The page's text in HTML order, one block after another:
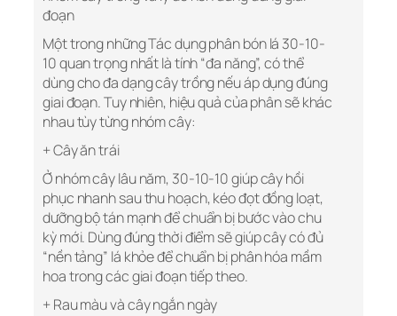
đoạn
Một trong những Tác dụng phân bón lá 30-10-
10 quan trọng nhất là tính “đa năng”, có thể
dùng cho đa dạng cây trồng nếu áp dụng đúng
giai đoạn. Tuy nhiên, hiệu quả của phân sẽ khác
nhau tùy từng nhóm cây:
+ Cây ăn trái
Ở nhóm cây lâu năm, 30-10-10 giúp cây hồi
phục nhanh sau thu hoạch, kéo đọt đồng loạt,
dưỡng bộ tán mạnh để chuẩn bị bước vào chu
kỳ mới. Dùng đúng thời điểm sẽ giúp cây có đủ
“nền tảng” lá khỏe để chuẩn bị phân hóa mầm
hoa trong các giai đoạn tiếp theo.
+ Rau màu và cây ngắn ngày